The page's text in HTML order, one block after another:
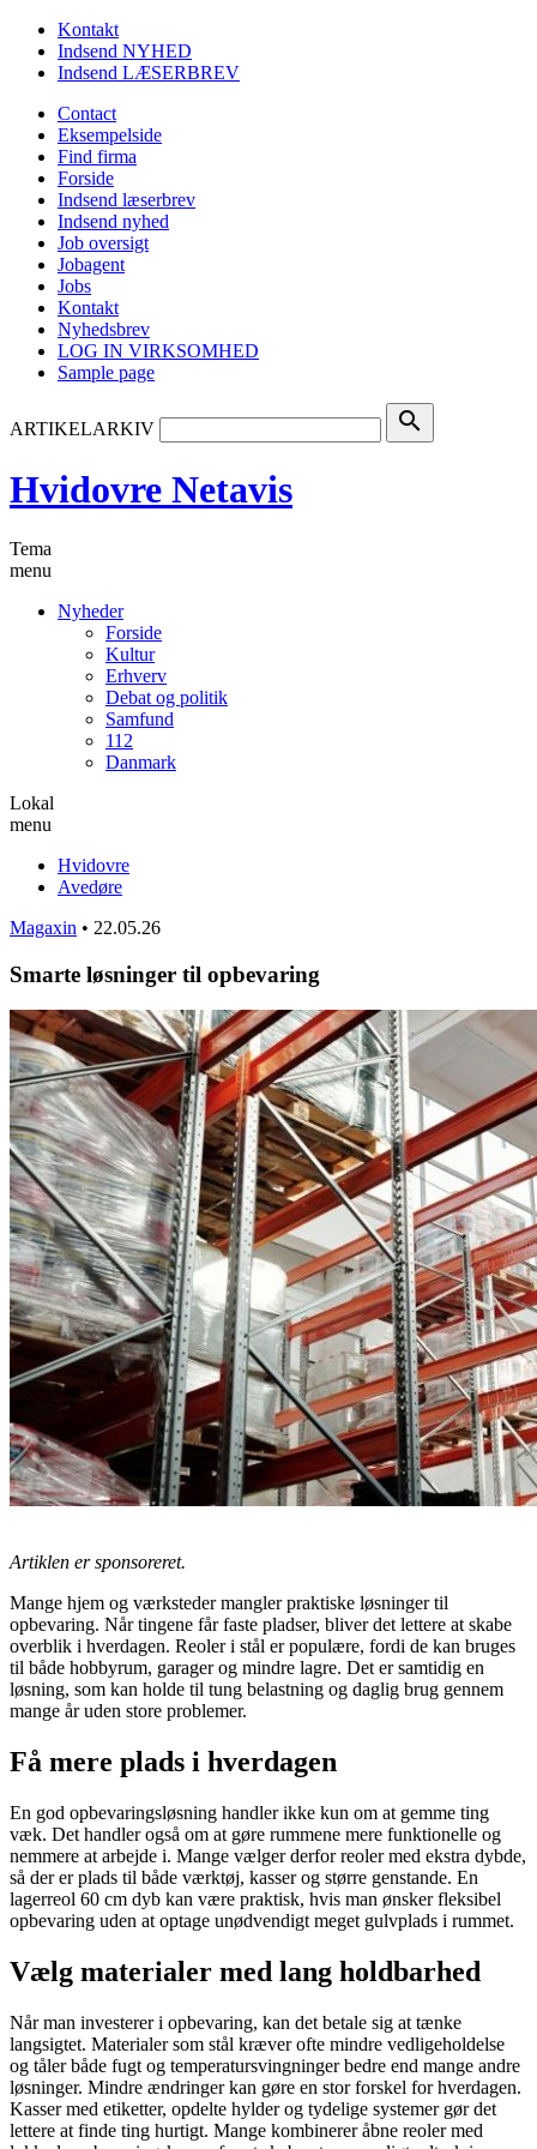
Kontakt
Indsend NYHED
Indsend LÆSERBREV
Contact
Eksempelside
Find firma
Forside
Indsend læserbrev
Indsend nyhed
Job oversigt
Jobagent
Jobs
Kontakt
Nyhedsbrev
LOG IN VIRKSOMHED
Sample page
ARTIKELARKIV search
Hvidovre Netavis
Tema
menu
Nyheder
Forside
Kultur
Erhverv
Debat og politik
Samfund
112
Danmark
Lokal
menu
Hvidovre
Avedøre
Magaxin • 22.05.26
Smarte løsninger til opbevaring
Artiklen er sponsoreret.
Mange hjem og værksteder mangler praktiske løsninger til
opbevaring. Når tingene får faste pladser, bliver det lettere at skabe
overblik i hverdagen. Reoler i stål er populære, fordi de kan bruges
til både hobbyrum, garager og mindre lagre. Det er samtidig en
løsning, som kan holde til tung belastning og daglig brug gennem
mange år uden store problemer.
Få mere plads i hverdagen
En god opbevaringsløsning handler ikke kun om at gemme ting
væk. Det handler også om at gøre rummene mere funktionelle og
nemmere at arbejde i. Mange vælger derfor reoler med ekstra dybde,
så der er plads til både værktøj, kasser og større genstande. En
lagerreol 60 cm dyb kan være praktisk, hvis man ønsker fleksibel
opbevaring uden at optage unødvendigt meget gulvplads i rummet.
Vælg materialer med lang holdbarhed
Når man investerer i opbevaring, kan det betale sig at tænke
langsigtet. Materialer som stål kræver ofte mindre vedligeholdelse
og tåler både fugt og temperatursvingninger bedre end mange andre
løsninger. Mindre ændringer kan gøre en stor forskel for hverdagen.
Kasser med etiketter, opdelte hylder og tydelige systemer gør det
lettere at finde ting hurtigt. Mange kombinerer åbne reoler med